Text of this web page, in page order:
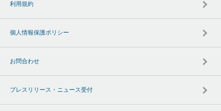
利用規約
個人情報保護ポリシー
お問合わせ
プレスリリース・ニュース受付